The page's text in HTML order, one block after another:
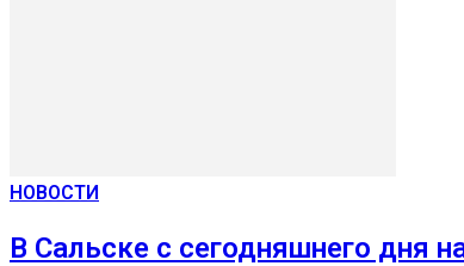
НОВОСТИ
В Сальске с сегодняшнего дня